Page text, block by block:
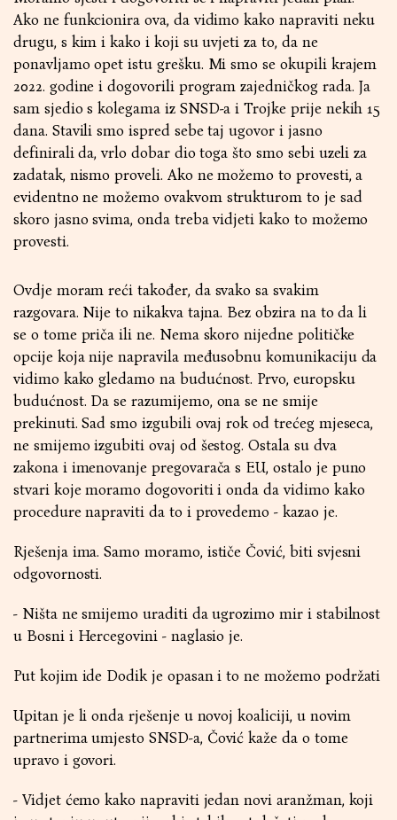
Ako ne funkcionira ova, da vidimo kako napraviti neku
drugu, s kim i kako i koji su uvjeti za to, da ne
ponavljamo opet istu grešku. Mi smo se okupili krajem
2022. godine i dogovorili program zajedničkog rada. Ja
sam sjedio s kolegama iz SNSD-a i Trojke prije nekih 15
dana. Stavili smo ispred sebe taj ugovor i jasno
definirali da, vrlo dobar dio toga što smo sebi uzeli za
zadatak, nismo proveli. Ako ne možemo to provesti, a
evidentno ne možemo ovakvom strukturom to je sad
skoro jasno svima, onda treba vidjeti kako to možemo
provesti.
Ovdje moram reći također, da svako sa svakim
razgovara. Nije to nikakva tajna. Bez obzira na to da li
se o tome priča ili ne. Nema skoro nijedne političke
opcije koja nije napravila međusobnu komunikaciju da
vidimo kako gledamo na budućnost. Prvo, europsku
budućnost. Da se razumijemo, ona se ne smije
prekinuti. Sad smo izgubili ovaj rok od trećeg mjeseca,
ne smijemo izgubiti ovaj od šestog. Ostala su dva
zakona i imenovanje pregovarača s EU, ostalo je puno
stvari koje moramo dogovoriti i onda da vidimo kako
procedure napraviti da to i provedemo - kazao je.
Rješenja ima. Samo moramo, ističe Čović, biti svjesni
odgovornosti.
- Ništa ne smijemo uraditi da ugrozimo mir i stabilnost
u Bosni i Hercegovini - naglasio je.
Put kojim ide Dodik je opasan i to ne možemo podržati
Upitan je li onda rješenje u novoj koaliciji, u novim
partnerima umjesto SNSD-a, Čović kaže da o tome
upravo i govori.
- Vidjet ćemo kako napraviti jedan novi aranžman, koji